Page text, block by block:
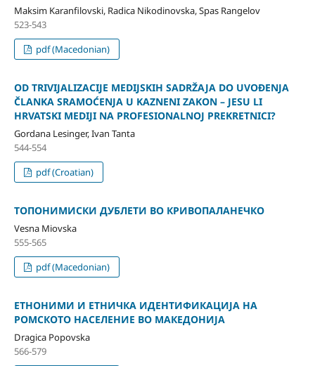
Maksim Karanfilovski, Radica Nikodinovska, Spas Rangelov
523-543
pdf (Macedonian)
OD TRIVIJALIZACIJE MEDIJSKIH SADRŽAJA DO UVOĐENJA
ČLANKA SRAMOĆENJA U KAZNENI ZAKON – JESU LI
HRVATSKI MEDIJI NA PROFESIONALNOJ PREKRETNICI?
Gordana Lesinger, Ivan Tanta
544-554
pdf (Croatian)
ТОПОНИМИСКИ ДУБЛЕТИ ВО КРИВОПАЛАНЕЧКО
Vesna Miovska
555-565
pdf (Macedonian)
ЕТНОНИМИ И ЕТНИЧКА ИДЕНТИФИКАЦИЈА НА
РОМСКОТО НАСЕЛЕНИЕ ВО МАКЕДОНИЈА
Dragica Popovska
566-579